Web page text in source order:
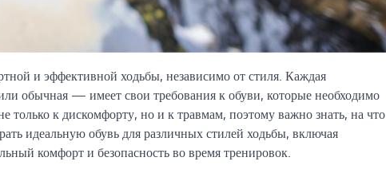
и эффективной ходьбы, независимо от стиля. Каждая
обычная — имеет свои требования к обуви, которые необходимо
только к дискомфорту, но и к травмам, поэтому важно знать, на что
идеальную обувь для различных стилей ходьбы, включая
комфорт и безопасность во время тренировок.